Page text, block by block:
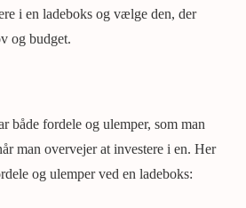
i en ladeboks og vælge den, der
og budget.
både fordele og ulemper, som man
man overvejer at investere i en. Her
og ulemper ved en ladeboks: